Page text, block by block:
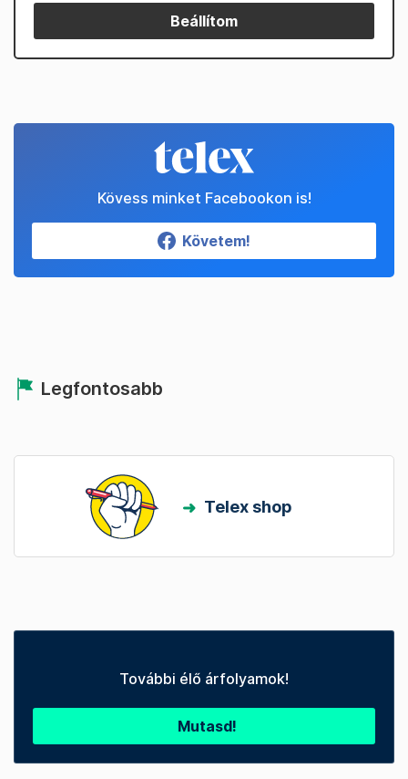
Beállítom
Kövess minket Facebookon is!
Követem!
Legfontosabb
Telex shop
További élő árfolyamok!
Mutasd!